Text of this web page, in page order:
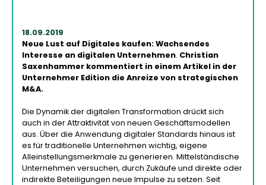
18.09.2019
Neue Lust auf Digitales kaufen: Wachsendes
Interesse an digitalen Unternehmen. Christian
Saxenhammer kommentiert in einem Artikel in der
Unternehmer Edition die Anreize von strategischen
M&A.
Die Dynamik der digitalen Transformation drückt sich
auch in der Attraktivität von neuen Geschäftsmodellen
aus. Über die Anwendung digitaler Standards hinaus ist
es für traditionelle Unternehmen wichtig, eigene
Alleinstellungsmerkmale zu generieren. Mittelständische
Unternehmen versuchen, durch Zukäufe und direkte oder
indirekte Beteiligungen neue Impulse zu setzen. Seit